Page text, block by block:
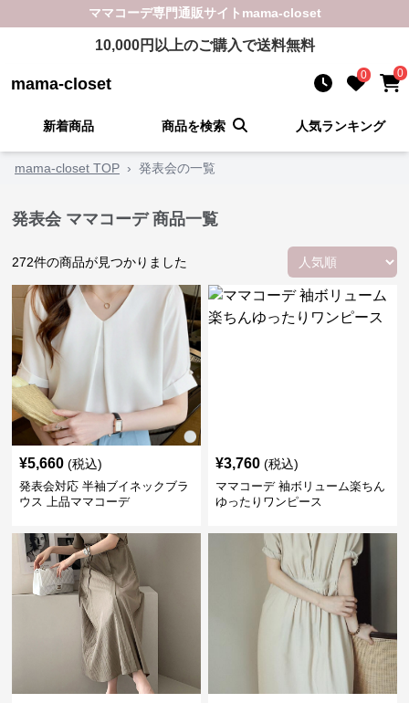
ママコーデ専門通販サイト mama-closet
10,000円以上のご購入で送料無料
mama-closet 0 0
新着商品 商品を検索 人気ランキング
mama-closet TOP › 発表会の一覧
発表会 ママコーデ 商品一覧
272件の商品が見つかりました
¥5,660 (税込)
発表会対応 半袖ブイネックブラ
ウス 上品ママコーデ
¥3,760 (税込)
ママコーデ 袖ボリューム楽ちん
ゆったりワンピース